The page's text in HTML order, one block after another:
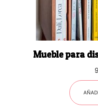
Mueble para